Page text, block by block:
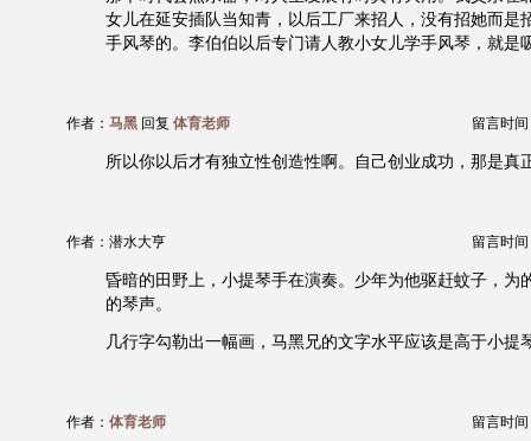
女儿在延安插队当知青，以后工厂来招人，没有招她而是
手风琴的。李伯伯以后专门请人教小女儿学手风琴，就是
作者： 马黑 回复 体育老师 留言时间
所以你以后才有独立性创造性啊。自己创业成功，那是真
作者：潜水大亨 留言时间
昏暗的田野上，小提琴手在演奏。少年为他驱赶蚊子，为
的琴声。
几行字勾勒出一幅画，马黑兄的文字水平应该是高于小提
作者： 体育老师 留言时间